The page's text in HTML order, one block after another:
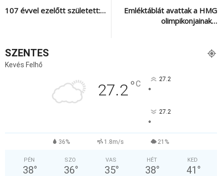
107 évvel ezelőtt született:…
Emléktáblát avattak a HMG
olimpikonjainak…
SZENTES
Kevés Felhő
27.2°C 27.2
°
27.2
°
36% 1.8m/s 21%
PÉN
38°
SZO
36°
VAS
35°
HÉT
38°
KED
41 °